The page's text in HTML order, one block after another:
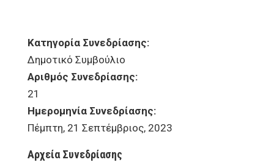
Κατηγορία Συνεδρίασης:
Δημοτικό Συμβούλιο
Αριθμός Συνεδρίασης:
21
Ημερομηνία Συνεδρίασης:
Πέμπτη, 21 Σεπτέμβριος, 2023
Αρχεία Συνεδρίασης